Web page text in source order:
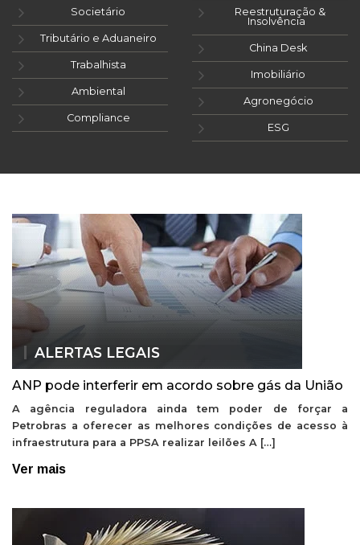
Societário
Tributário e Aduaneiro
Trabalhista
Ambiental
Compliance
Reestruturação &
Insolvência
China Desk
Imobiliário
Agronegócio
ESG
ALERTAS LEGAIS
ANP pode interferir em acordo sobre gás da União
A agência reguladora ainda tem poder de forçar a
Petrobras a oferecer as melhores condições de acesso à
infraestrutura para a PPSA realizar leilões A […]
Ver mais